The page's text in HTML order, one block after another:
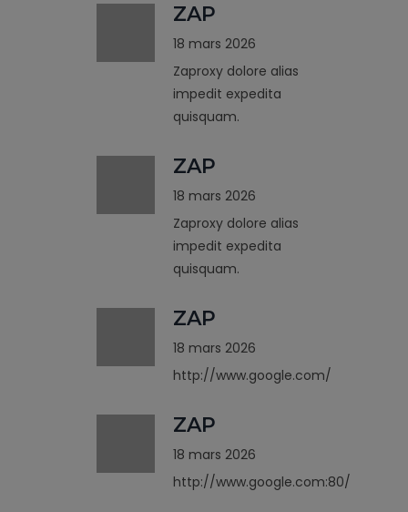
ZAP
18 mars 2026
Zaproxy dolore alias
impedit expedita
quisquam.
ZAP
18 mars 2026
Zaproxy dolore alias
impedit expedita
quisquam.
ZAP
18 mars 2026
http://www.google.com/
ZAP
18 mars 2026
http://www.google.com:80/